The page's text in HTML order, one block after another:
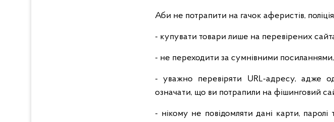
Аби не потрапити на гачок аферистів,
- купувати товари лише на перевірених
- не переходити за сумнівними
- уважно перевіряти URL-адресу, адже
означати, що ви потрапили на фішинговий
- нікому не повідомляти дані карти,